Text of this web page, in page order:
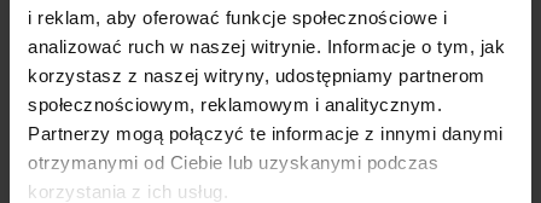
i reklam, aby oferować funkcje społecznościowe i
analizować ruch w naszej witrynie. Informacje o tym, jak
korzystasz z naszej witryny, udostępniamy partnerom
społecznościowym, reklamowym i analitycznym.
Partnerzy mogą połączyć te informacje z innymi danymi
otrzymanymi od Ciebie lub uzyskanymi podczas
korzystania z ich usług.